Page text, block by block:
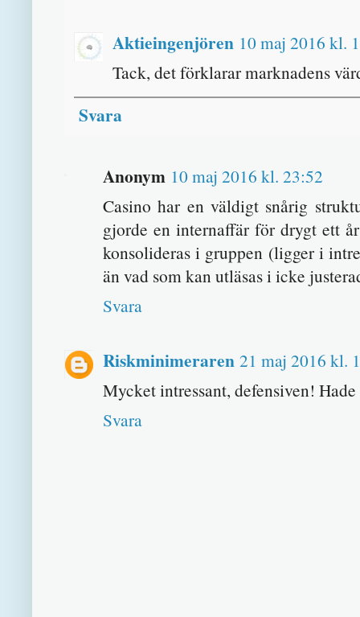
Aktieingenjören 10 maj 2016 kl.
Tack, det förklarar marknadens
Svara
Anonym 10 maj 2016 kl. 23:52
Casino har en väldigt snårig
gjorde en internaffär för drygt ett
konsolideras i gruppen (ligger i
än vad som kan utläsas i icke
Svara
Riskminimeraren 21 maj 2016 kl.
Mycket intressant, defensiven!
Svara